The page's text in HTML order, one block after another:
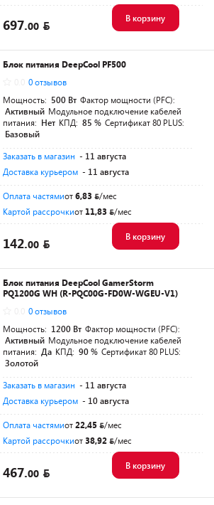
697.00
В корзину
Блок питания DeepCool PF500
0 отзывов
Мощность: 500 Вт Фактор мощности (PFC):
Активный Модульное подключение кабелей
питания: Нет КПД: 85 % Сертификат 80 PLUS:
Базовый
Заказать в магазин - 11 августа
Доставка курьером - 11 августа
Оплата частямиот6,83
/мес
Картой рассрочкиот 11,83 /мес
142.00
В корзину
Блок питания DeepCool GamerStorm
PQ1200G WH (R-PQC00G-FD0W-WGEU-V1)
0 отзывов
Мощность: 1200 Вт Фактор мощности (PFC):
Активный Модульное подключение кабелей
питания: Да КПД: 90 % Сертификат 80 PLUS:
Золотой
Заказать в магазин - 11 августа
Доставка курьером - 10 августа
Оплата частямиот22,45
/мес
Картой рассрочкиот38,92 /мес
467.00
В корзину